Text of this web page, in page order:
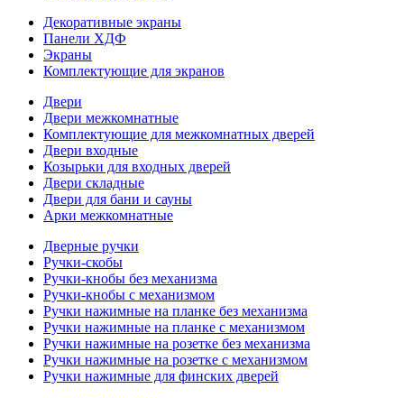
Декоративные экраны
Панели ХДФ
Экраны
Комплектующие для экранов
Двери
Двери межкомнатные
Комплектующие для межкомнатных дверей
Двери входные
Козырьки для входных дверей
Двери складные
Двери для бани и сауны
Арки межкомнатные
Дверные ручки
Ручки-скобы
Ручки-кнобы без механизма
Ручки-кнобы с механизмом
Ручки нажимные на планке без механизма
Ручки нажимные на планке с механизмом
Ручки нажимные на розетке без механизма
Ручки нажимные на розетке с механизмом
Ручки нажимные для финских дверей